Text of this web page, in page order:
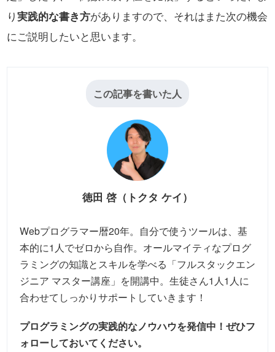
り実践的な書き方がありますので、それはまた次の機会
にご説明したいと思います。
この記事を書いた人
徳田 啓（トクタ ケイ）
Webプログラマー暦20年。自分で使うツールは、基
本的に1人でゼロから自作。オールマイティなプログ
ラミングの知識とスキルを学べる「フルスタックエン
ジニア マスター講座」を開講中。生徒さん1人1人に
合わせてしっかりサポートしていきます！
プログラミングの実践的なノウハウを発信中！ ぜひフ
ォローしておいてください。